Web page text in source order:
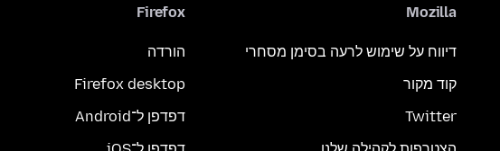
Mozilla
דיווח על שימוש לרעה בסימן מסחרי
קוד מקור
Twitter
Firefox
הורדה
Firefox desktop
דפדפן ל־Android